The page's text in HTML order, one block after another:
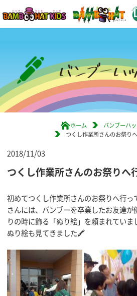
ホーム
バンブーハ
つくし作業所さんのお祭り
2018/11/03
つくし作業所さんのお祭りへ
初めてつくし作業所さんのお祭りへ行
さんには、バンブーを卒業したお友達
りの時に飾る「ぬり絵」を頼まれてい
ぬり絵も見てきました🖍